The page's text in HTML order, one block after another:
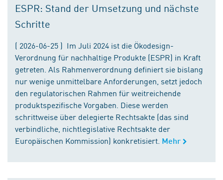
ESPR: Stand der Umsetzung und nächste
Schritte
( 2026-06-25 ) Im Juli 2024 ist die Ökodesign-
Verordnung für nachhaltige Produkte (ESPR) in Kraft
getreten. Als Rahmenverordnung definiert sie bislang
nur wenige unmittelbare Anforderungen, setzt jedoch
den regulatorischen Rahmen für weitreichende
produktspezifische Vorgaben. Diese werden
schrittweise über delegierte Rechtsakte (das sind
verbindliche, nichtlegislative Rechtsakte der
Europäischen Kommission) konkretisiert. Mehr